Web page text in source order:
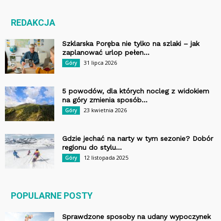
REDAKCJA
Szklarska Poręba nie tylko na szlaki – jak
zaplanować urlop pełen...
Góry 31 lipca 2026
5 powodów, dla których nocleg z widokiem
na góry zmienia sposób...
Góry 23 kwietnia 2026
Gdzie jechać na narty w tym sezonie? Dobór
regionu do stylu...
Góry 12 listopada 2025
POPULARNE POSTY
Sprawdzone sposoby na udany wypoczynek